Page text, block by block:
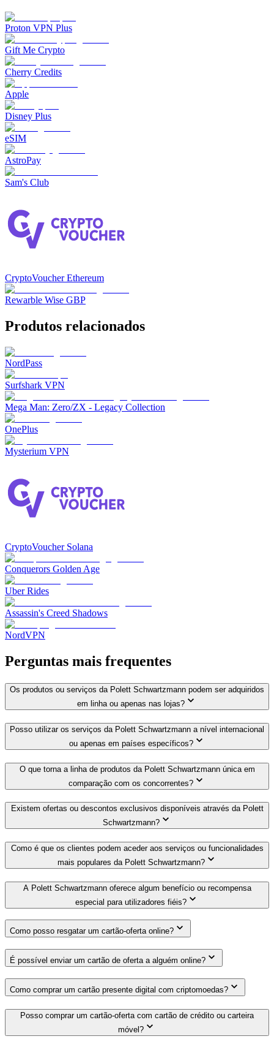
Proton VPN Plus
Gift Me Crypto
Cherry Credits
Apple
Disney Plus
eSIM
AstroPay
Sam's Club
CryptoVoucher Ethereum
Rewarble Wise GBP
Produtos relacionados
NordPass
Surfshark VPN
Mega Man: Zero/ZX - Legacy Collection
OnePlus
Mysterium VPN
CryptoVoucher Solana
Conquerors Golden Age
Uber Rides
Assassin's Creed Shadows
NordVPN
Perguntas mais frequentes
Os produtos ou serviços da Polett Schwartzmann podem ser adquiridos
em linha ou apenas nas lojas?
Posso utilizar os serviços da Polett Schwartzmann a nível internacional
ou apenas em países específicos?
O que torna a linha de produtos da Polett Schwartzmann única em
comparação com os concorrentes?
Existem ofertas ou descontos exclusivos disponíveis através da Polett
Schwartzmann?
Como é que os clientes podem aceder aos serviços ou funcionalidades
mais populares da Polett Schwartzmann?
A Polett Schwartzmann oferece algum benefício ou recompensa
especial para utilizadores fiéis?
Como posso resgatar um cartão-oferta online?
É possível enviar um cartão de oferta a alguém online?
Como comprar um cartão presente digital com criptomoedas?
Posso comprar um cartão-oferta com cartão de crédito ou carteira
móvel?